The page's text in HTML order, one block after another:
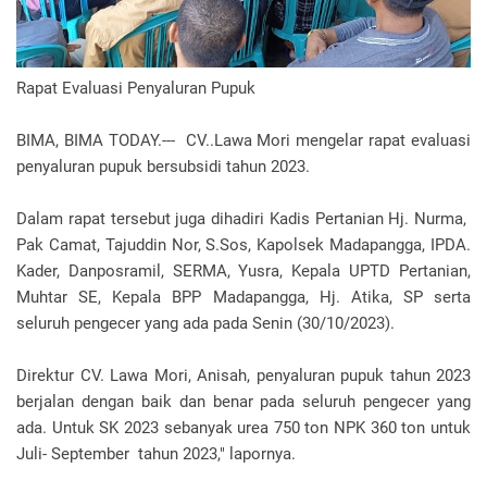
Rapat Evaluasi Penyaluran Pupuk
BIMA, BIMA TODAY.--- CV..Lawa Mori mengelar rapat evaluasi
penyaluran pupuk bersubsidi tahun 2023.
Dalam rapat tersebut juga dihadiri Kadis Pertanian Hj. Nurma,
Pak Camat, Tajuddin Nor, S.Sos, Kapolsek Madapangga, IPDA.
Kader, Danposramil, SERMA, Yusra, Kepala UPTD Pertanian,
Muhtar SE, Kepala BPP Madapangga, Hj. Atika, SP serta
seluruh pengecer yang ada pada Senin (30/10/2023).
Direktur CV. Lawa Mori, Anisah, penyaluran pupuk tahun 2023
berjalan dengan baik dan benar pada seluruh pengecer yang
ada. Untuk SK 2023 sebanyak urea 750 ton NPK 360 ton untuk
Juli- September tahun 2023," lapornya.